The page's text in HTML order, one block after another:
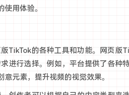
用体验。
TikTok的各种工具和功能。网页版
进行选择。例如，平台提供了各种
元素，提升视频的视觉效果。